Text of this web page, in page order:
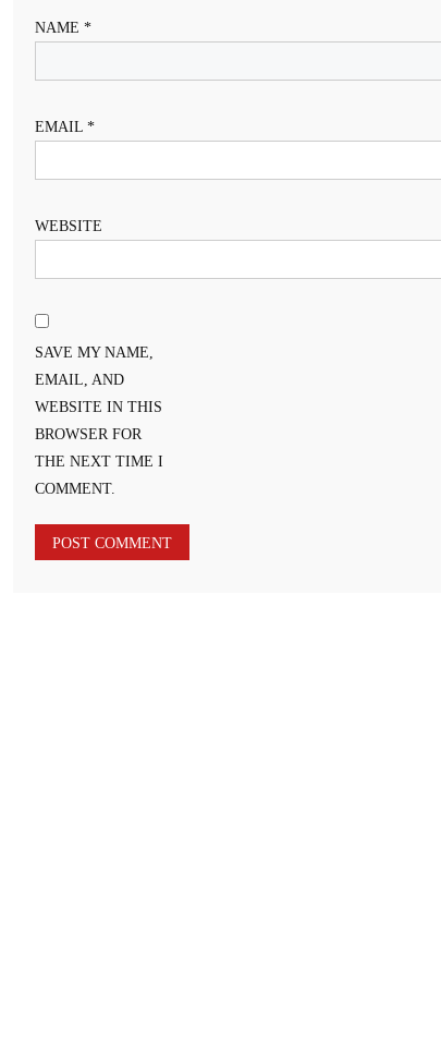
NAME *
EMAIL *
WEBSITE
SAVE MY NAME,
EMAIL, AND
WEBSITE IN THIS
BROWSER FOR
THE NEXT TIME I
COMMENT.